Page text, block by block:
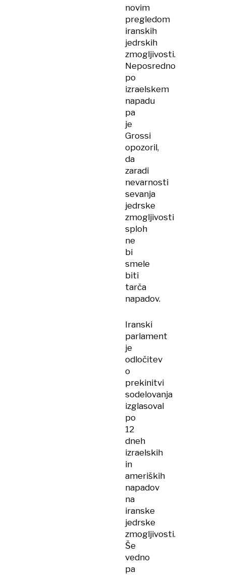
novim
pregledom
iranskih
jedrskih
zmogljivosti.
Neposredno
po
izraelskem
napadu
pa
je
Grossi
opozoril,
da
zaradi
nevarnosti
sevanja
jedrske
zmogljivosti
sploh
ne
bi
smele
biti
tarča
napadov.
Iranski
parlament
je
odločitev
o
prekinitvi
sodelovanja
izglasoval
po
12
dneh
izraelskih
in
ameriških
napadov
na
iranske
jedrske
zmogljivosti.
Še
vedno
pa